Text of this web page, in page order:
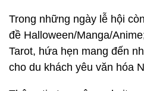
Trong những ngày lễ hội
đề Halloween/Manga/
Tarot, hứa hẹn mang đến
cho du khách yêu văn hóa